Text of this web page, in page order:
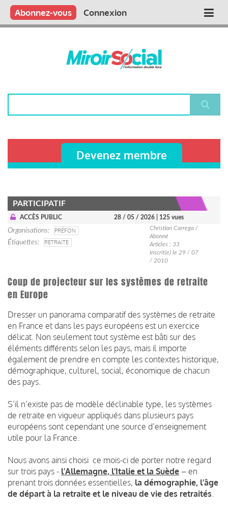
Aller
contenu
Main
Qui sommes nous ?
Vous publiez
Nous publions
Contactez-nous
Abonnez-vous Connexion
Devenez membre
PARTICIPATIF
ACCÈS PUBLIC 28 / 05 / 2026 | 125 vues
Organisations
PRÉFON
Étiquettes
RETRAITE
Christian Carrega /
Abonné
Articles : 33
Inscrit(e) le 29 / 07
/ 2010
Coup de projecteur sur les systèmes de retraite
en Europe
Dresser un panorama comparatif des systèmes de retraite
en France et dans les pays européens est un exercice
délicat. Non seulement tout système est bâti sur des
éléments différents selon les pays, mais il importe
également de prendre en compte les contextes historique,
démographique, culturel, social, économique de chacun
des pays.
S’il n’existe pas de modèle déclinable type, les systèmes
de retraite en vigueur appliqués dans plusieurs pays
européens sont cependant une source d’enseignement
utile pour la France.
Nous avons ainsi choisi ce mois-ci de porter notre regard
sur trois pays - l’Allemagne, l’Italie et la Suède – en
prenant trois données essentielles, la démographie, l’âge
de départ à la retraite et le niveau de vie des retraités